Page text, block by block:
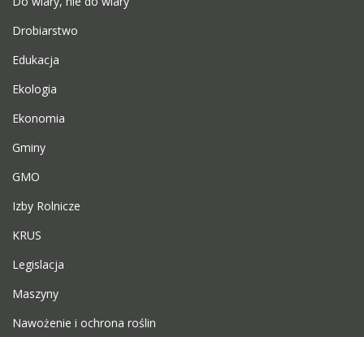
Drobiarstwo
Edukacja
Ekologia
Ekonomia
Gminy
GMO
Izby Rolnicze
KRUS
Legislacja
Maszyny
Nawożenie i ochrona roślin